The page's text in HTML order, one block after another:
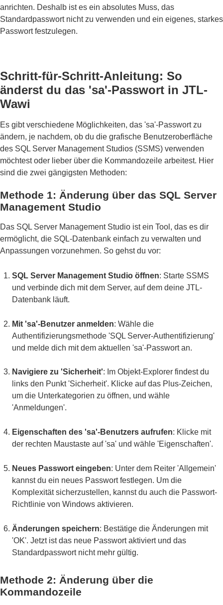
anrichten. Deshalb ist es ein absolutes Muss, das
Standardpasswort nicht zu verwenden und ein eigenes, starkes
Passwort festzulegen.
Schritt-für-Schritt-Anleitung: So
änderst du das 'sa'-Passwort in JTL-
Wawi
Es gibt verschiedene Möglichkeiten, das 'sa'-Passwort zu
ändern, je nachdem, ob du die grafische Benutzeroberfläche
des SQL Server Management Studios (SSMS) verwenden
möchtest oder lieber über die Kommandozeile arbeitest. Hier
sind die zwei gängigsten Methoden:
Methode 1: Änderung über das SQL Server
Management Studio
Das SQL Server Management Studio ist ein Tool, das es dir
ermöglicht, die SQL-Datenbank einfach zu verwalten und
Anpassungen vorzunehmen. So gehst du vor:
SQL Server Management Studio öffnen: Starte SSMS
und verbinde dich mit dem Server, auf dem deine JTL-
Datenbank läuft.
Mit 'sa'-Benutzer anmelden: Wähle die
Authentifizierungsmethode 'SQL Server-Authentifizierung'
und melde dich mit dem aktuellen 'sa'-Passwort an.
Navigiere zu 'Sicherheit': Im Objekt-Explorer findest du
links den Punkt 'Sicherheit'. Klicke auf das Plus-Zeichen,
um die Unterkategorien zu öffnen, und wähle
'Anmeldungen'.
Eigenschaften des 'sa'-Benutzers aufrufen: Klicke mit
der rechten Maustaste auf 'sa' und wähle 'Eigenschaften'.
Neues Passwort eingeben: Unter dem Reiter 'Allgemein'
kannst du ein neues Passwort festlegen. Um die
Komplexität sicherzustellen, kannst du auch die Passwort-
Richtlinie von Windows aktivieren.
Änderungen speichern: Bestätige die Änderungen mit
'OK'. Jetzt ist das neue Passwort aktiviert und das
Standardpasswort nicht mehr gültig.
Methode 2: Änderung über die
Kommandozeile